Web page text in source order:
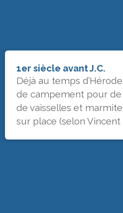
1er siècle avant J.C.
Déjà au temps
de campement pour
de vaisselles et
sur place (selon